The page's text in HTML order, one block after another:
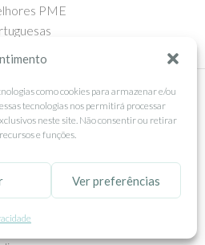
como cookies para armazenar e/ou
tecnologias nos permitirá processar
neste site. Não consentir ou retirar
e funções.
Ver preferências
PME
NOS